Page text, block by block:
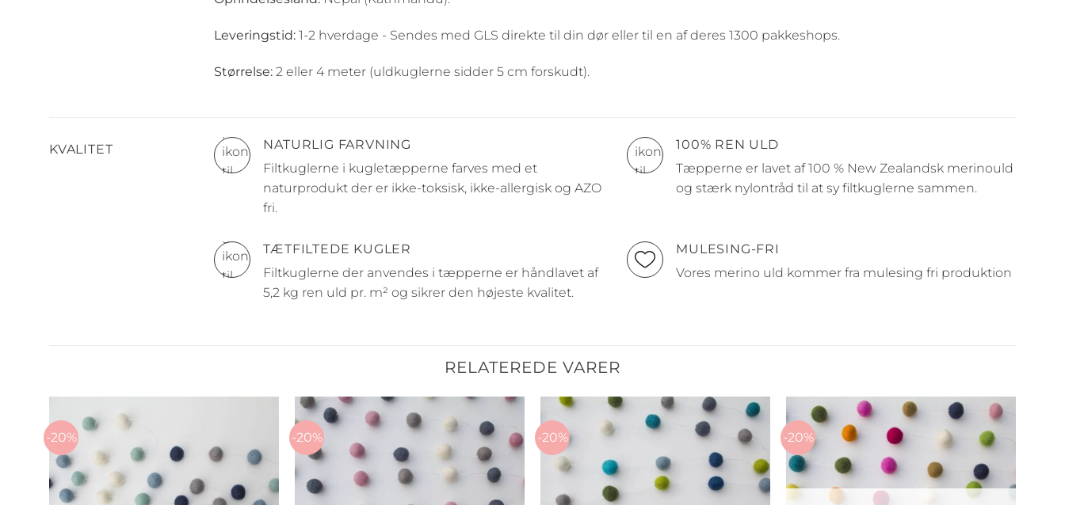
Leveringstid: 1-2 hverdage - Sendes med GLS direkte til din dør eller til en af deres 1300 pakkeshops.
Størrelse: 2 eller 4 meter (uldkuglerne sidder 5 cm forskudt).
KVALITET
NATURLIG FARVNING
Filtkuglerne i kugletæpperne farves med et
naturprodukt der er ikke-toksisk, ikke-allergisk og AZO
fri.
100% REN ULD
Tæpperne er lavet af 100 % New Zealandsk merinould
og stærk nylontråd til at sy filtkuglerne sammen.
TÆTFILTEDE KUGLER
Filtkuglerne der anvendes i tæpperne er håndlavet af
5,2 kg ren uld pr. m² og sikrer den højeste kvalitet.
MULESING-FRI
Vores merino uld kommer fra mulesing fri produktion
RELATEREDE VARER
-20% -20% -20% -20%